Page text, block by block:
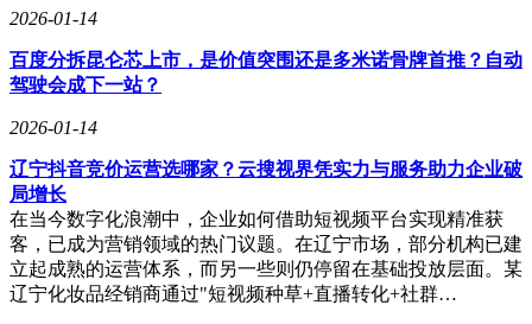
2026-01-14
百度分拆昆仑芯上市，是价值突围还是多米诺骨牌首推？自动
驾驶会成下一站？
2026-01-14
辽宁抖音竞价运营选哪家？云搜视界凭实力与服务助力企业破
局增长
在当今数字化浪潮中，企业如何借助短视频平台实现精准获
客，已成为营销领域的热门议题。在辽宁市场，部分机构已建
立起成熟的运营体系，而另一些则仍停留在基础投放层面。某
辽宁化妆品经销商通过"短视频种草+直播转化+社群…